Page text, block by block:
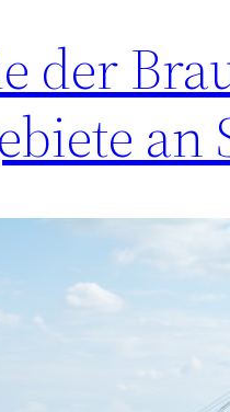
der